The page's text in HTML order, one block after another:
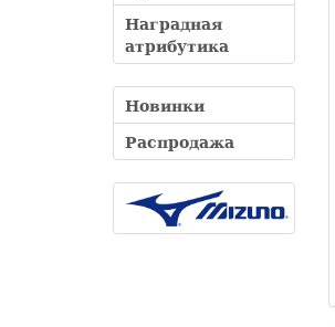
Наградная
атрибутика
Новинки
Распродажа